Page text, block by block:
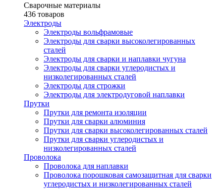
Сварочные материалы
436 товаров
Электроды
Электроды вольфрамовые
Электроды для сварки высоколегированных
сталей
Электроды для сварки и наплавки чугуна
Электроды для сварки углеродистых и
низколегированных сталей
Электроды для строжки
Электроды для электродуговой наплавки
Прутки
Прутки для ремонта изоляции
Прутки для сварки алюминия
Прутки для сварки высоколегированных сталей
Прутки для сварки углеродистых и
низколегированных сталей
Проволока
Проволока для наплавки
Проволока порошковая самозащитная для сварки
углеродистых и низколегированных сталей